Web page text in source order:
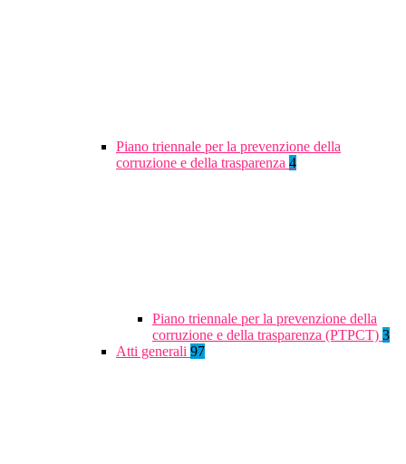
Piano triennale per la prevenzione della
corruzione e della trasparenza 4
Piano triennale per la prevenzione della
corruzione e della trasparenza (PTPCT) 3
Atti generali 97